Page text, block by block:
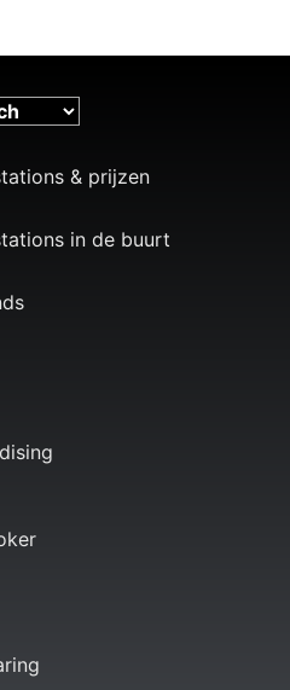
& prijzen
in de buurt